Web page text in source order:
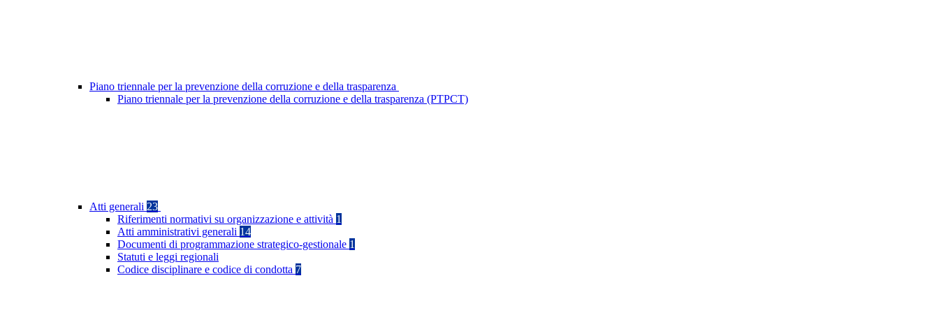
Piano triennale per la prevenzione della corruzione e della trasparenza
Piano triennale per la prevenzione della corruzione e della trasparenza (PTPCT)
Atti generali 23
Riferimenti normativi su organizzazione e attività 1
Atti amministrativi generali 14
Documenti di programmazione strategico-gestionale 1
Statuti e leggi regionali
Codice disciplinare e codice di condotta 7